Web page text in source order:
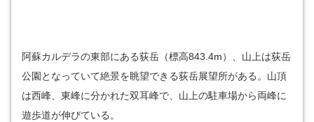
阿蘇カルデラの東部にある荻岳（標高843.4m）、山上は荻岳
公園となっていて絶景を眺望できる荻岳展望所がある。山頂
は西峰、東峰に分かれた双耳峰で、山上の駐車場から両峰に
遊歩道が伸びている。